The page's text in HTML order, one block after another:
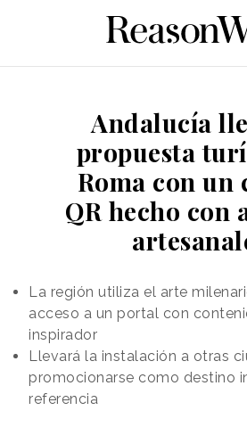
Andalucía
propuesta
Roma con un
QR hecho con
La región utiliza el arte
acceso a un portal con
inspirador
Llevará la instalación a otras
promocionarse como destino
referencia